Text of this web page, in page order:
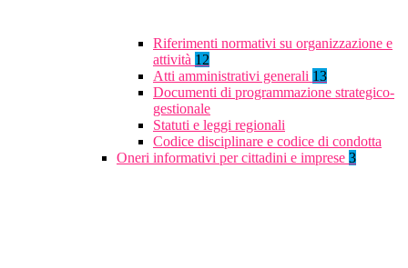
Riferimenti normativi su organizzazione e
attività 12
Atti amministrativi generali 13
Documenti di programmazione strategico-
gestionale
Statuti e leggi regionali
Codice disciplinare e codice di condotta
Oneri informativi per cittadini e imprese 3